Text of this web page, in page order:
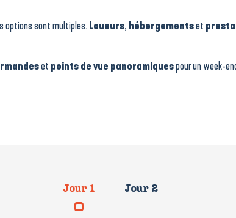
options sont multiples. Loueurs, hébergementset
et points de vue panoramiquespour un week-
Jour 1 Jour 2